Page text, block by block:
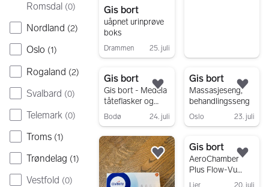
Romsdal (0)
Nordland (2)
Oslo (1)
Rogaland (2)
Svalbard (0)
Telemark (0)
Troms (1)
Trøndelag (1)
Vestfold (0)
Gis bort
uåpnet urinprøve
boks
Drammen 25. juli
Gis bort
Gis bort - Medela
tåteflasker og
deler til elektrisk
brystpumpe med
Bodø 24. juli
Legg til som favoritt.
Gis bort
Massasjeseng,
behandlingsseng
Oslo 23. juli
Legg til som favoritt.
Gis bort
AeroChamber
Plus Flow-Vu
inhalasjonskamme